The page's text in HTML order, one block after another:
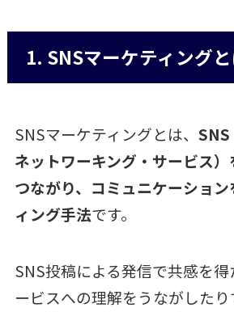
1. SNSマーケティングと
SNSマーケティングとは、 SNS
ネットワーキング・サービス
つながり、コミュニケーショ
ィング手法です。
SNS投稿による発信で共感を
ービスへの理解をうながした